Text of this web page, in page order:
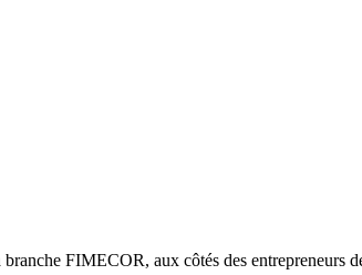
FIMECOR, aux côtés des entrepreneurs